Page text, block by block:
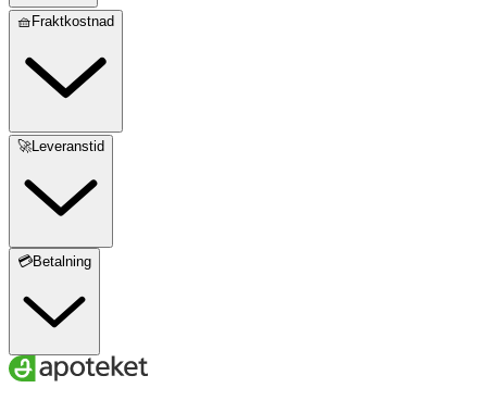
🧺Fraktkostnad
🚀Leveranstid
💳Betalning